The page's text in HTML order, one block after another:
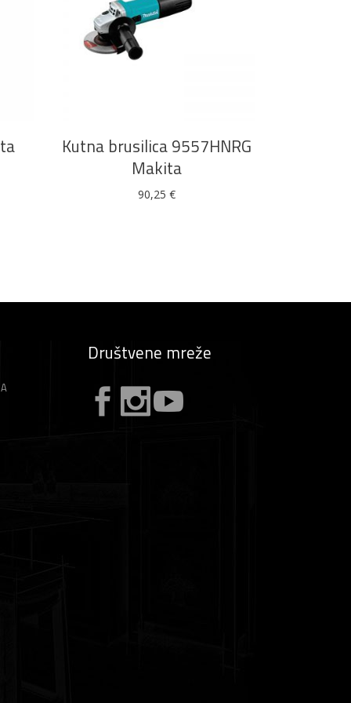
Kutna brusilica 9557HNRG
Makita
90,25 €
Društvene mreže